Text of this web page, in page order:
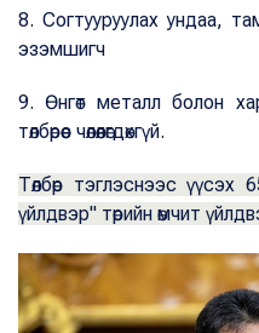
8. Согтууруулах ундаа,
эзэмшигч
9. Өнгөт металл болон
төлбөрөөс чөлөөлөгдөхгүй.
Төлбөр тэглэснээс үүсэх
үйлдвэр" төрийн өмчит